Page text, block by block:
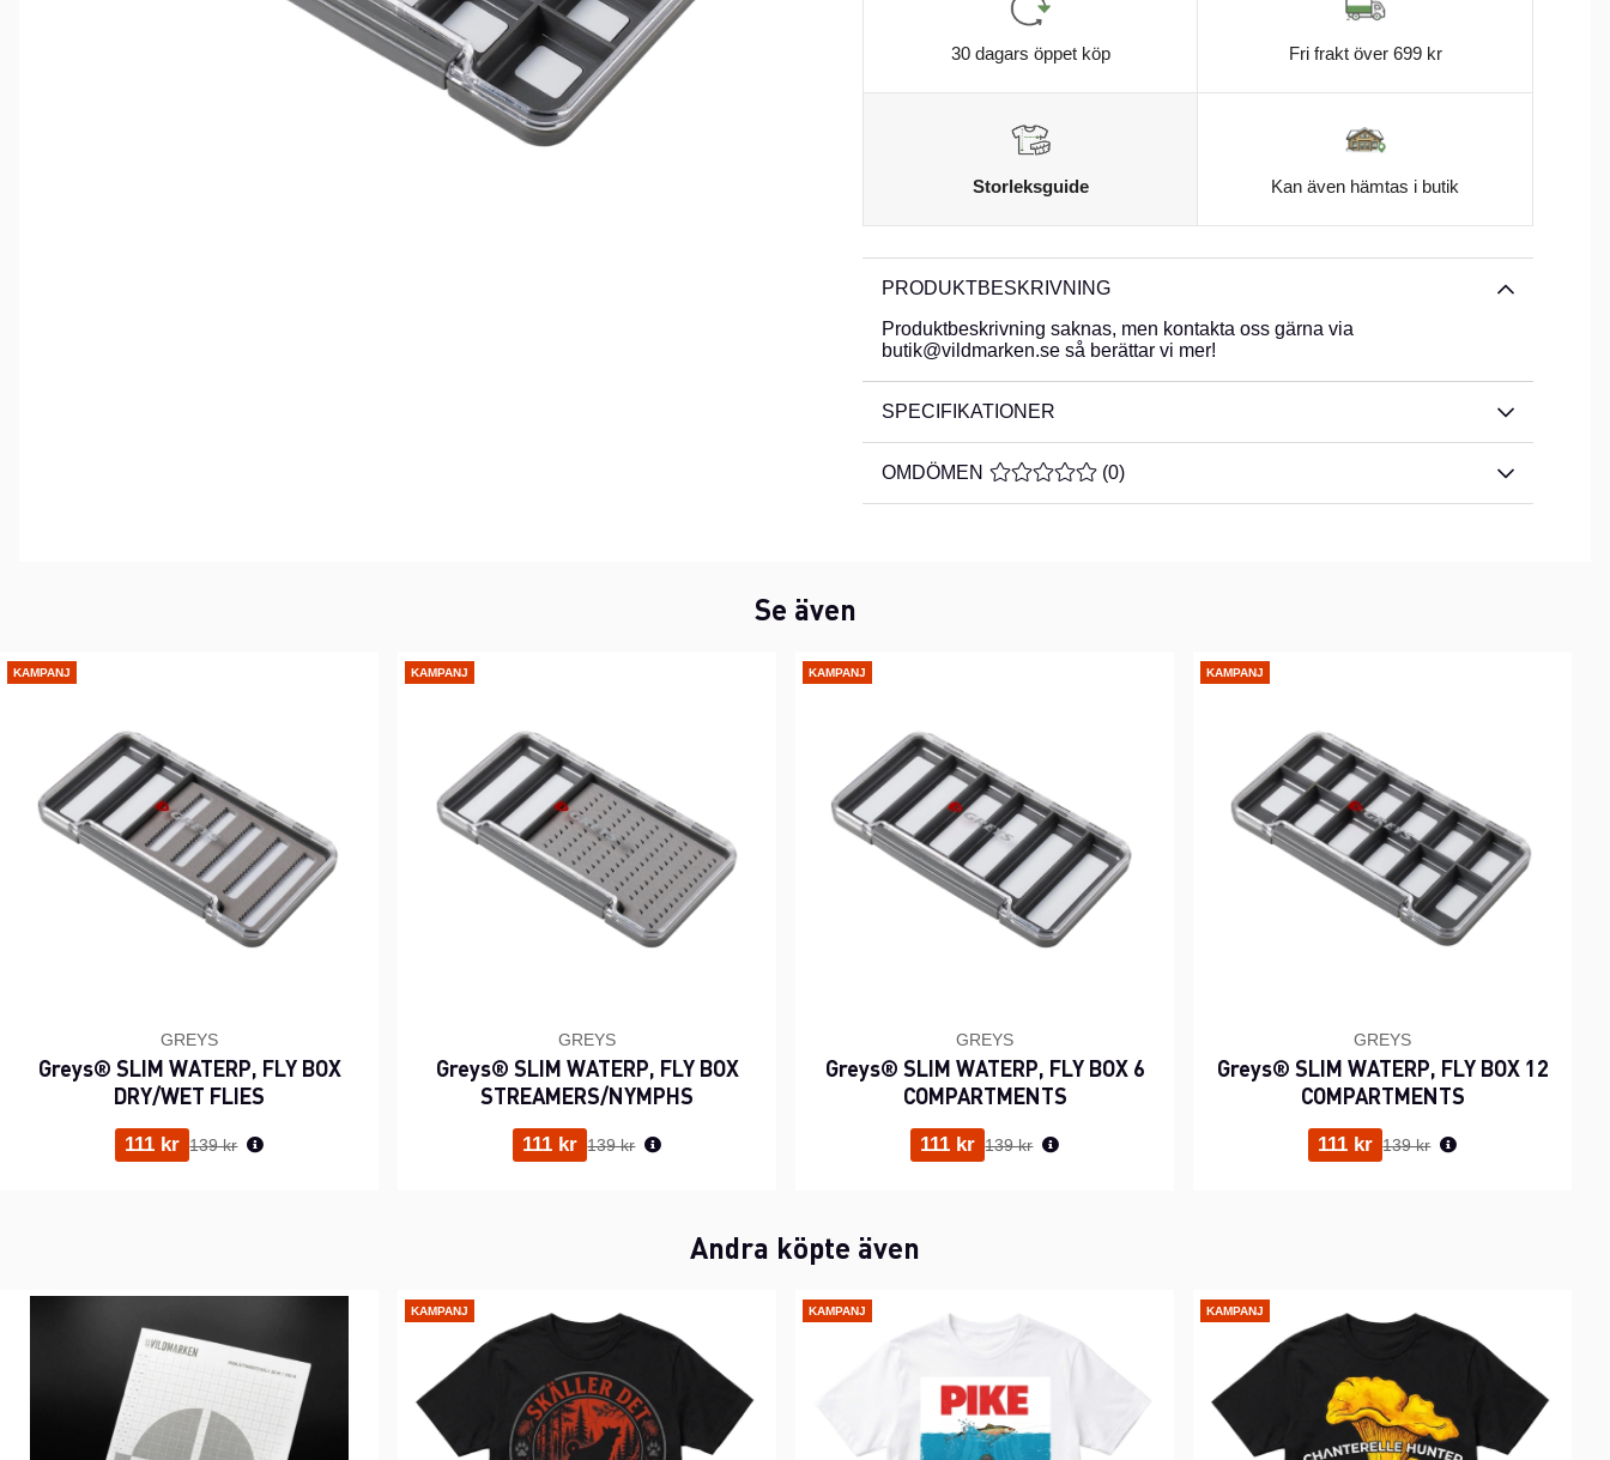
30 dagars öppet köp Fri frakt över 699 kr
Storleksguide Kan även hämtas i butik
PRODUKTBESKRIVNING
Produktbeskrivning saknas, men kontakta oss gärna via
butik@vildmarken.se så berättar vi mer!
SPECIFIKATIONER
OMDÖMEN MEDELBETYG 0 AV 5 ANTAL BETYG 0
(0)
Se även
KAMPANJ
GREYS
Greys® SLIM WATERP, FLY BOX
DRY/WET FLIES
111 kr Ordinarie pris:
139 kr
KAMPANJ
GREYS
Greys® SLIM WATERP, FLY BOX
STREAMERS/NYMPHS
111 kr Ordinarie pris:
139 kr
KAMPANJ
GREYS
Greys® SLIM WATERP, FLY BOX 6
COMPARTMENTS
111 kr Ordinarie pris:
139 kr
KAMPANJ
GREYS
Greys® SLIM WATERP, FLY BOX 12
COMPARTMENTS
111 kr Ordinarie pris:
139 kr
Andra köpte även
KAMPANJ KAMPANJ KAMPANJ